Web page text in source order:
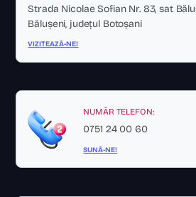
Strada Nicolae Sofian Nr. 83, sat
Bălușeni, județul Botoșani
VIZITEAZĂ-NE!
NUMĂR TELEFON:
0751 24 00 60
SUNĂ-NE!